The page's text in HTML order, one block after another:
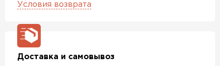
Условия возврата
Доставка и самовывоз